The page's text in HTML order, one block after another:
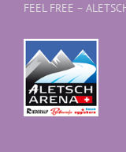
FEEL FREE –